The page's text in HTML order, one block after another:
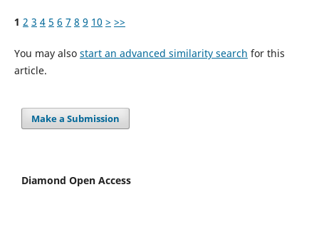
1 2 3 4 5 6 7 8 9 10 > >>
You may also start an advanced similarity search for this
article.
Make a Submission
Diamond Open Access